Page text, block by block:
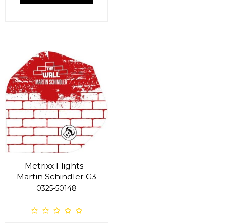
Metrixx Flights -
Martin Schindler G3
0325-50148